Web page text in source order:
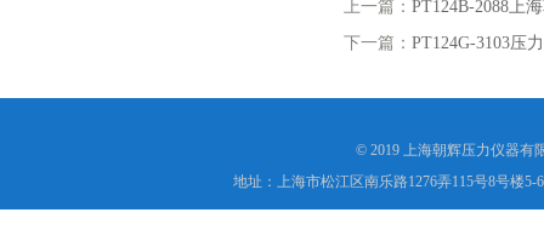
上一篇： PT124B-2088上
下一篇： PT124G-3103压
© 2019 上海朝辉压力仪器有
地址：上海市松江区南乐路1276弄115号8号楼5-